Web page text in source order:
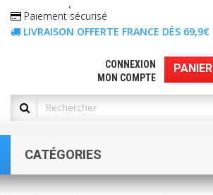
Paiement sécurisé
LIVRAISON OFFERTE FRANCE DÈS 69,9€
PANIER
CONNEXION
MON COMPTE
CATÉGORIES